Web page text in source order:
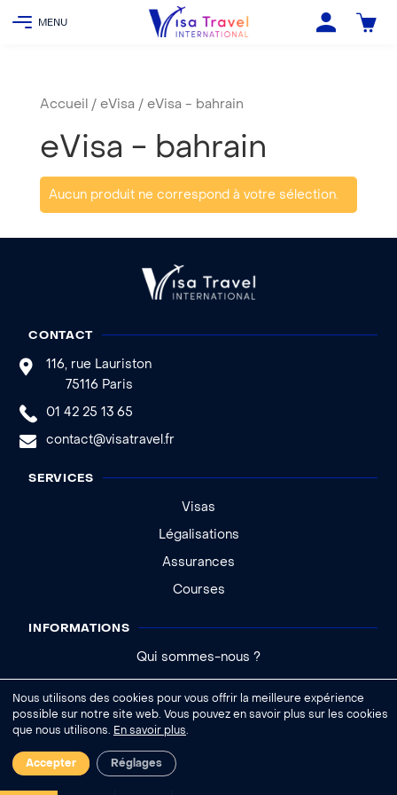
Accueil / eVisa / eVisa - bahrain
eVisa - bahrain
Aucun produit ne correspond à votre sélection.
CONTACT
116, rue Lauriston
75116 Paris
01 42 25 13 65
contact@visatravel.fr
SERVICES
Visas
Légalisations
Assurances
Courses
INFORMATIONS
Qui sommes-nous ?
Aide - FAQ
Nous utilisons des cookies pour vous offrir la meilleure expérience
possible sur notre site web. Vous pouvez en savoir plus sur les cookies
que nous utilisons. En savoir plus.
Accepter Réglages